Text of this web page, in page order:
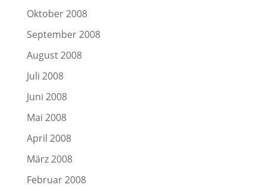
Oktober 2008
September 2008
August 2008
Juli 2008
Juni 2008
Mai 2008
April 2008
März 2008
Februar 2008